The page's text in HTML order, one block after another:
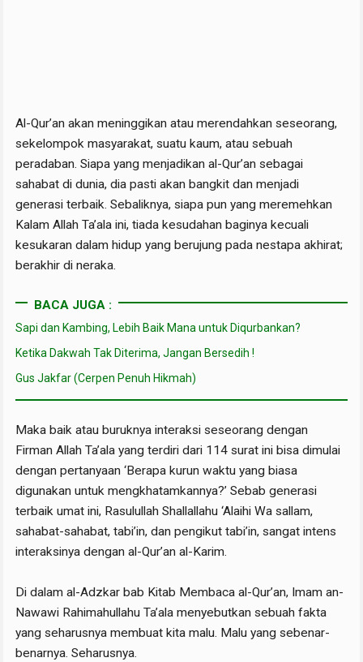
Al-Qur’an akan meninggikan atau merendahkan seseorang,
sekelompok masyarakat, suatu kaum, atau sebuah
peradaban. Siapa yang menjadikan al-Qur’an sebagai
sahabat di dunia, dia pasti akan bangkit dan menjadi
generasi terbaik. Sebaliknya, siapa pun yang meremehkan
Kalam Allah Ta’ala ini, tiada kesudahan baginya kecuali
kesukaran dalam hidup yang berujung pada nestapa akhirat;
berakhir di neraka.
BACA JUGA :
Sapi dan Kambing, Lebih Baik Mana untuk Diqurbankan?
Ketika Dakwah Tak Diterima, Jangan Bersedih !
Gus Jakfar (Cerpen Penuh Hikmah)
Maka baik atau buruknya interaksi seseorang dengan
Firman Allah Ta’ala yang terdiri dari 114 surat ini bisa dimulai
dengan pertanyaan ‘Berapa kurun waktu yang biasa
digunakan untuk mengkhatamkannya?’ Sebab generasi
terbaik umat ini, Rasulullah Shallallahu ‘Alaihi Wa sallam,
sahabat-sahabat, tabi’in, dan pengikut tabi’in, sangat intens
interaksinya dengan al-Qur’an al-Karim.
Di dalam al-Adzkar bab Kitab Membaca al-Qur’an, Imam an-
Nawawi Rahimahullahu Ta’ala menyebutkan sebuah fakta
yang seharusnya membuat kita malu. Malu yang sebenar-
benarnya. Seharusnya.